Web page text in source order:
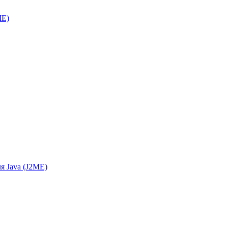
Java (J2ME)